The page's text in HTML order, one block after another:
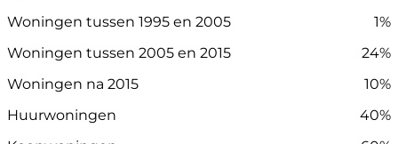
Woningen tussen 1995 en 2005
1%
Woningen tussen 2005 en 2015
24%
Woningen na 2015
10%
Huurwoningen
40%